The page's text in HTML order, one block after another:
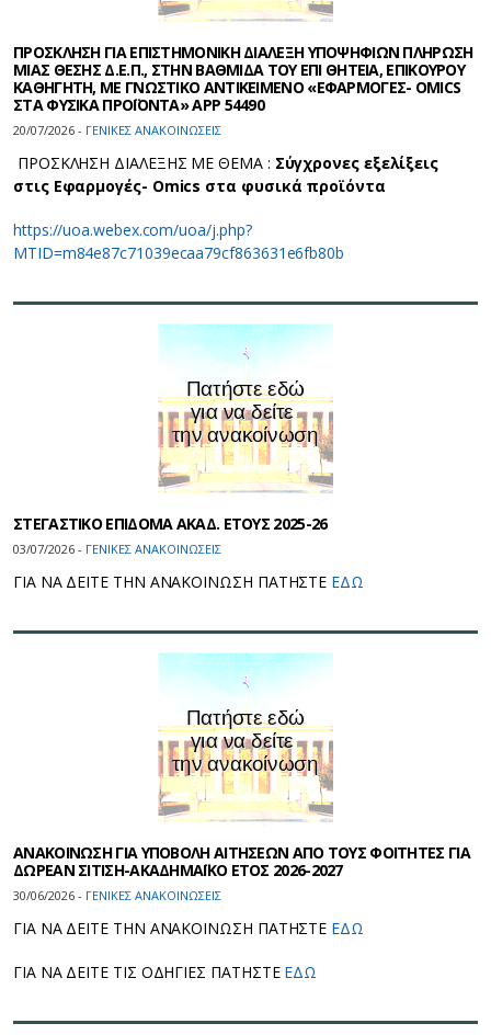
ΠΡΟΣΚΛΗΣΗ ΓΙΑ ΕΠΙΣΤΗΜΟΝΙΚΗ ΔΙΑΛΕΞΗ ΥΠΟΨΗΦΙΩΝ ΠΛΗΡΩΣΗ
ΜΙΑΣ ΘΕΣΗΣ Δ.Ε.Π., ΣΤΗΝ ΒΑΘΜΙΔΑ ΤΟΥ ΕΠΙ ΘΗΤΕΙΑ, ΕΠΙΚΟΥΡΟΥ
ΚΑΘΗΓΗΤΗ, ΜΕ ΓΝΩΣΤΙΚΟ ΑΝΤΙΚΕΙΜΕΝΟ «ΕΦΑΡΜΟΓΕΣ- OMICS
ΣΤΑ ΦΥΣΙΚΑ ΠΡΟΪΟΝΤΑ» APP 54490
20/07/2026 - ΓΕΝΙΚΕΣ ΑΝΑΚΟΙΝΩΣΕΙΣ
ΠΡΟΣΚΛΗΣΗ ΔΙΑΛΕΞΗΣ ΜΕ ΘΕΜΑ : Σύγχρονες εξελίξεις
στις Εφαρμογές- Omics στα φυσικά προϊόντα
https://uoa.webex.com/uoa/j.php?
MTID=m84e87c71039ecaa79cf863631e6fb80b
ΣΤΕΓΑΣΤΙΚΟ ΕΠΙΔΟΜΑ ΑΚΑΔ. ΕΤΟΥΣ 2025-26
03/07/2026 - ΓΕΝΙΚΕΣ ΑΝΑΚΟΙΝΩΣΕΙΣ
ΓΙΑ ΝΑ ΔΕΙΤΕ ΤΗΝ ΑΝΑΚΟΙΝΩΣΗ ΠΑΤΗΣΤΕ ΕΔΩ
ΑΝΑΚΟΙΝΩΣΗ ΓΙΑ ΥΠΟΒΟΛΗ ΑΙΤΗΣΕΩΝ ΑΠΟ ΤΟΥΣ ΦΟΙΤΗΤΕΣ ΓΙΑ
ΔΩΡΕΑΝ ΣΙΤΙΣΗ-ΑΚΑΔΗΜΑΪΚΟ ΕΤΟΣ 2026-2027
30/06/2026 - ΓΕΝΙΚΕΣ ΑΝΑΚΟΙΝΩΣΕΙΣ
ΓΙΑ ΝΑ ΔΕΙΤΕ ΤΗΝ ΑΝΑΚΟΙΝΩΣΗ ΠΑΤΗΣΤΕ ΕΔΩ
ΓΙΑ ΝΑ ΔΕΙΤΕ ΤΙΣ ΟΔΗΓΙΕΣ ΠΑΤΗΣΤΕ ΕΔΩ